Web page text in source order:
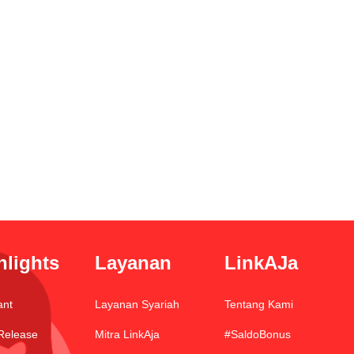
Layanan
Layanan Syariah
Mitra LinkAja
LinkAJa
Tentang Kami
#SaldoBonus